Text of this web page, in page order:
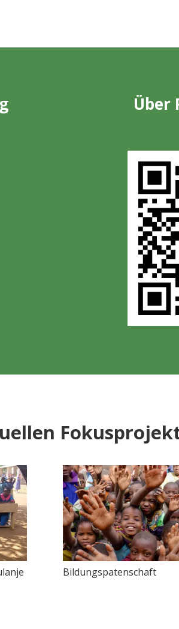
Über
Bildungspatenschaft